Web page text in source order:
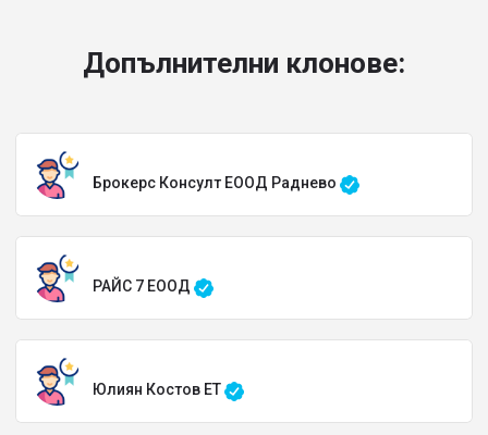
Допълнителни клонове:
Брокерс Консулт ЕООД Раднево
РАЙС 7 ЕООД
Юлиян Костов ЕТ